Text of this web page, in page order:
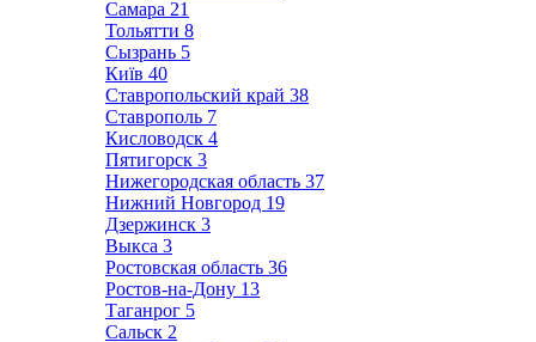
Самара 21
Тольятти 8
Сызрань 5
Київ 40
Ставропольский край 38
Ставрополь 7
Кисловодск 4
Пятигорск 3
Нижегородская область 37
Нижний Новгород 19
Дзержинск 3
Выкса 3
Ростовская область 36
Ростов-на-Дону 13
Таганрог 5
Сальск 2